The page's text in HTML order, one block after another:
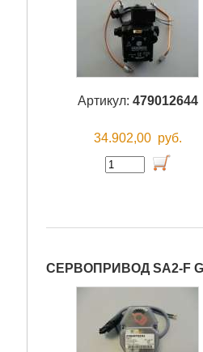
Артикул: 479012644
34.902,00 руб.
СЕРВОПРИВОД SA2-F